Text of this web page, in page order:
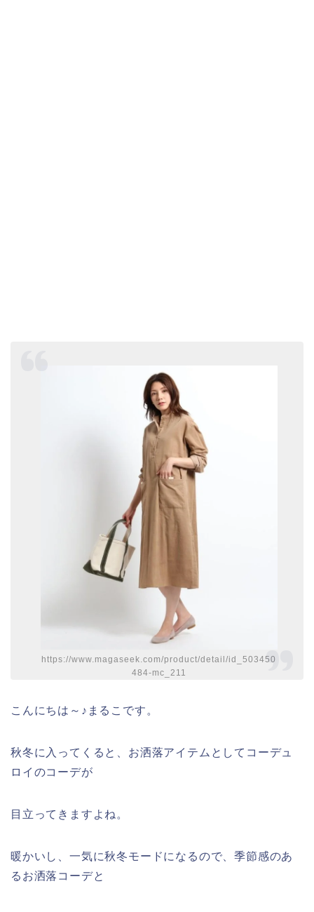
https://www.magaseek.com/product/detail/id_503450
484-mc_211
こんにちは～♪まるこです。
秋冬に入ってくると、お洒落アイテムとしてコーデュ
ロイのコーデが
目立ってきますよね。
暖かいし、一気に秋冬モードになるので、季節感のあ
るお洒落コーデと